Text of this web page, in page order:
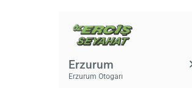
Erzurum
Erzurum Otogarı